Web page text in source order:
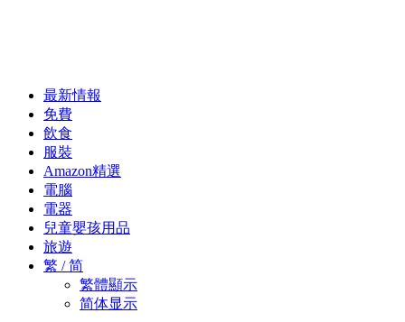
最新情報
免費
飲食
服裝
Amazon精選
電腦
電器
兒童嬰孩用品
旅遊
繁 / 简
繁體顯示
简体显示